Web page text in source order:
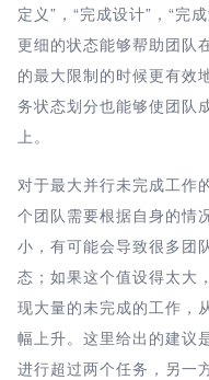
定义”，“完成设计”，“完
更细的状态能够帮助团队
的最大限制的时候更有效
务状态划分也能够使团队
上。
对于最大并行未完成工作
个团队需要根据自身的情
小，有可能会导致很多团
态；如果这个值设得太大
现大量的未完成的工作，
幅上升。这里给出的建议
进行超过两个任务，另一